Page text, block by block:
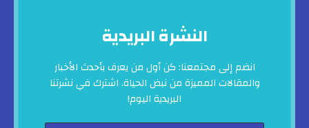
النشرة البريدية
انضم إلى مجتمعنا: كن أول من يعرف بأحدث الأخبار
والمقالات المميزة من نبض الحياة. اشترك في نشرتنا
البريدية اليوم!